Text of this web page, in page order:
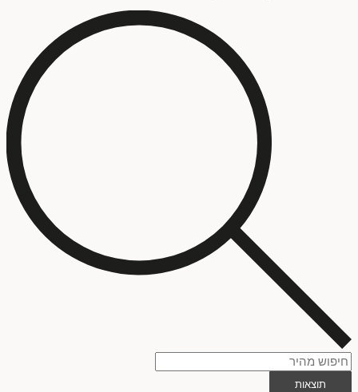
תוצאות